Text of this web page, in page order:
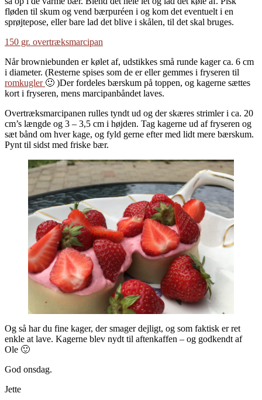
fløden til skum og vend bærpuréen i og kom det eventuelt i en
sprøjtepose, eller bare lad det blive i skålen, til det skal bruges.
150 gr. overtræksmarcipan
Når browniebunden er kølet af, udstikkes små runde kager ca. 6 cm
i diameter. (Resterne spises som de er eller gemmes i fryseren til
romkugler 🙂 )Der fordeles bærskum på toppen, og kagerne sættes
kort i fryseren, mens marcipanbåndet laves.
Overtræksmarcipanen rulles tyndt ud og der skæres strimler i ca. 20
cm’s længde og 3 – 3,5 cm i højden. Tag kagerne ud af fryseren og
sæt bånd om hver kage, og fyld gerne efter med lidt mere bærskum.
Pynt til sidst med friske bær.
Og så har du fine kager, der smager dejligt, og som faktisk er ret
enkle at lave. Kagerne blev nydt til aftenkaffen – og godkendt af
Ole 🙂
God onsdag.
Jette